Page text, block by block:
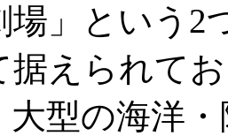
場」という
据えられて
大型の海洋